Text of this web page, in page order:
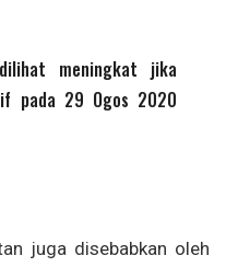
meningkat jika
pada 29 Ogos 2020
juga disebabkan oleh